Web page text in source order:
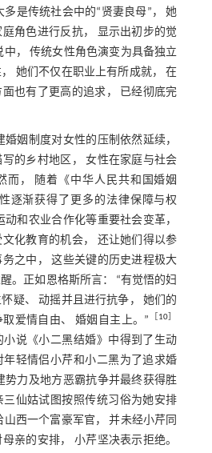
多是传统社会中的“贤妻良母”， 她
角色进行反抗， 显示出初步的觉
中， 传统女性角色演变为具备独立
她们不仅在职业上有所成就， 在
也有了更高的追求， 已经彻底完
姻制度对女性的压制依然延续，
的乡村地区， 女性在家庭与社会
而， 随着《中华人民共和国婚姻
逐渐获得了更多的法律保障与权
和农业合作化等重要社会变革，
化教育的机会， 还让她们得以参
之中， 这些关键的历史进程极大
。正如恩格斯所言： “有觉悟的妇
疑、 动摇并且进行抗争， 她们的
爱情自由、 婚姻自主上。”
10
说《小二黑结婚》中得到了生动
轻情侣小芹和小二黑为了追求婚
势力及地方恶霸抗争并最终获得胜
仙姑试图按照传统习俗为她安排
西一个富豪军官， 并未经小芹同
亲的安排， 小芹坚决表示拒绝。